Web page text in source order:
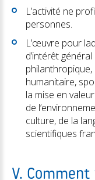
L’activité ne
personnes.
L’œuvre pour
d’intérêt
humanitaire,
la mise en
de
culture, de la
scientifiques
V.